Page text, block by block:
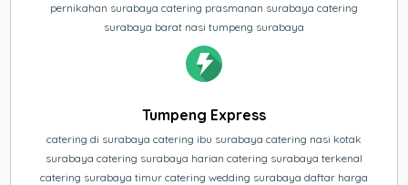
pernikahan surabaya catering prasmanan surabaya catering
surabaya barat nasi tumpeng surabaya
Tumpeng Express
catering di surabaya catering ibu surabaya catering nasi kotak
surabaya catering surabaya harian catering surabaya terkenal
catering surabaya timur catering wedding surabaya daftar harga